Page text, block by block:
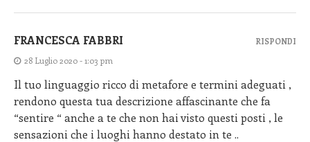
FRANCESCA FABBRI
28 Luglio 2020 - 1:03 pm
Il tuo linguaggio ricco di metafore e termini adeguati ,
rendono questa tua descrizione affascinante che fa
“sentire “ anche a te che non hai visto questi posti , le
sensazioni che i luoghi hanno destato in te ..
RISPONDI